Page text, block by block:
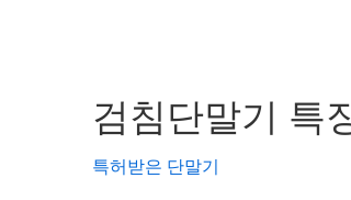
검침단말기 특
특허받은 단말기